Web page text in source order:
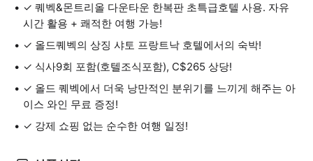
✓ 퀘벡&몬트리올 다운타운 한복판 초특급호텔 사용. 자유
시간 활용 + 쾌적한 여행 가능!
✓ 올드퀘벡의 상징 샤토 프랑트낙 호텔에서의 숙박!
✓ 식사9회 포함(호텔조식포함), C$265 상당!
✓ 올드 퀘벡에서 더욱 낭만적인 분위기를 느끼게 해주는 아
이스 와인 무료 증정!
✓ 강제 쇼핑 없는 순수한 여행 일정!